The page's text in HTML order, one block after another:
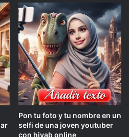
Pon tu foto y tu nombre en un
selfi de una joven youtuber
con hiyab online